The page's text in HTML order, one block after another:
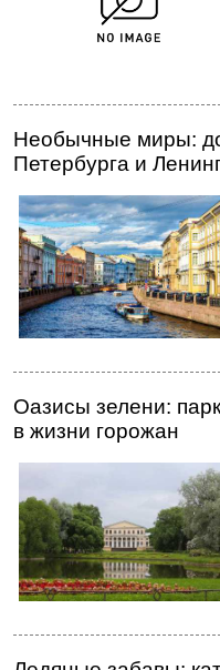
Необычные миры:
Петербурга и
Оазисы зелени:
в жизни горожан